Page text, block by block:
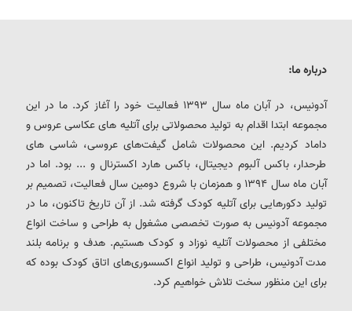
درباره ما:
آدونیس، در آبان ماه سال 1393 فعالیت خود را آغاز کرد. ما در این
مجموعه ابتدا اقدام به تولید محصولاتی برای آتلیه های عکاسی عروس و
داماد کردیم. این محصولات شامل گیفت‌های عروسی، شاسی های
طرحدار، باکس آلبوم دیجیتال، باکس هارد اکسترنال و ... بود. اما در
آبان ماه سال 1394 و همزمان با شروع دومین سال فعالیت، تصمیم بر
تولید دکورهایی برای آتلیه کودک گرفته شد. از آن تاریخ تاکنون، ما در
مجموعه آدونیس به صورت تخصصی مشغول به طراحی و ساخت انواع
مختلفی از محصولات آتلیه نوزاد و کودک هستیم. هدف و برنامه بلند
مدت آدونیس، طراحی و تولید انواع اکسسوری‌های اتاق کودک بوده که
برای این منظور سخت تلاش خواهیم کرد.